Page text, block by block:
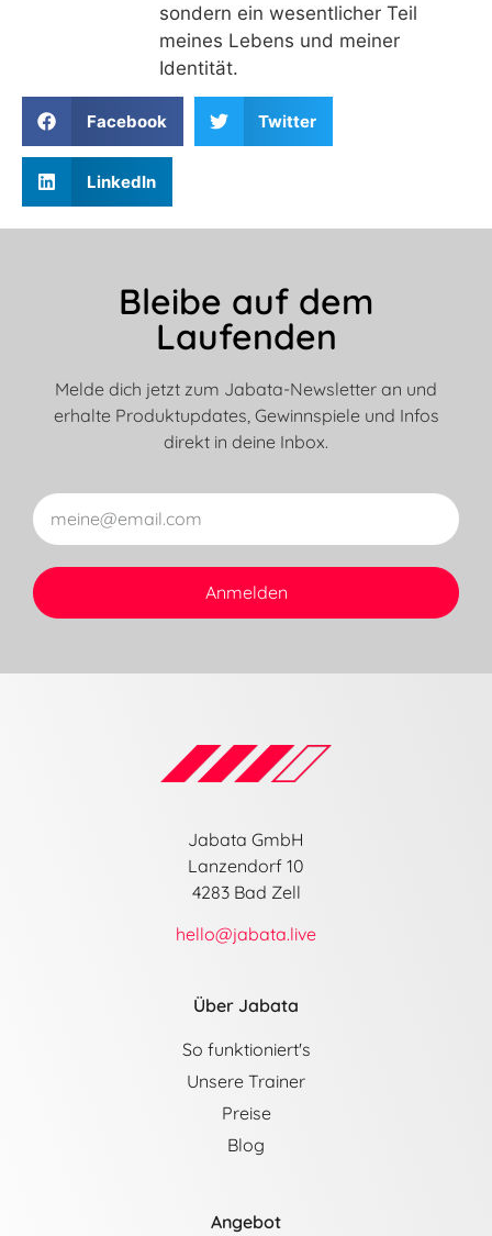
sondern ein wesentlicher Teil
meines Lebens und meiner
Identität.
Facebook Twitter
LinkedIn
Bleibe auf dem
Laufenden
Melde dich jetzt zum Jabata-Newsletter an und
erhalte Produktupdates, Gewinnspiele und Infos
direkt in deine Inbox.
Anmelden
Jabata GmbH
Lanzendorf 10
4283 Bad Zell
hello@jabata.live
Über Jabata
So funktioniert's
Unsere Trainer
Preise
Blog
Angebot